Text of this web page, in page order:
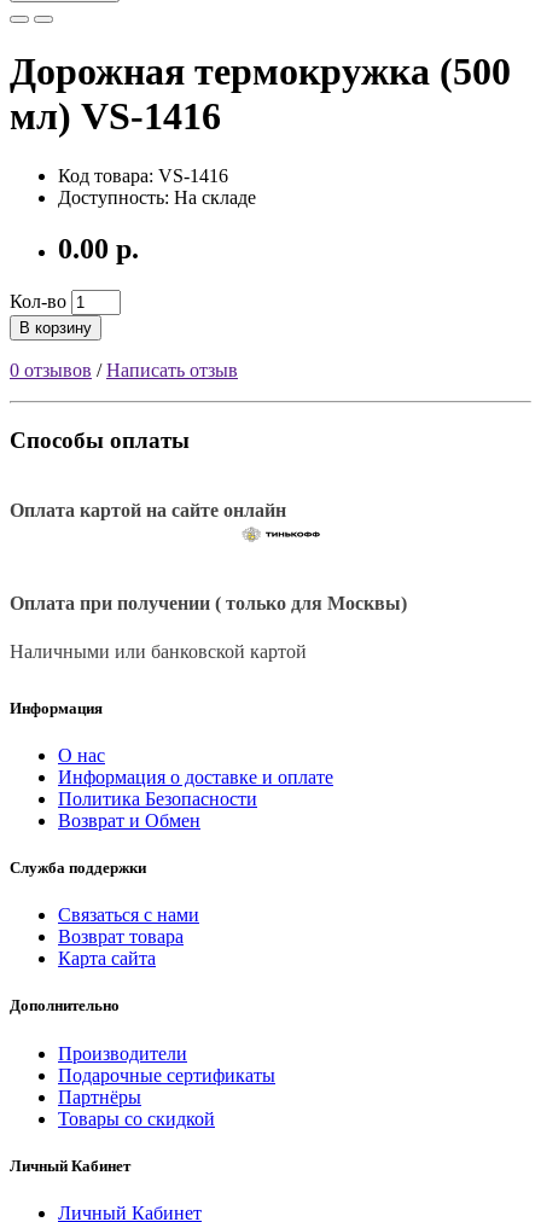
Дорожная термокружка (500
мл) VS-1416
Код товара: VS-1416
Доступность: На складе
0.00 р.
Кол-во
В корзину
0 отзывов /Написать отзыв
Способы оплаты
Оплата картой на сайте онлайн
Оплата при получении ( только для Москвы)
Наличными или банковской картой
Информация
О нас
Информация о доставке и оплате
Политика Безопасности
Возврат и Обмен
Служба поддержки
Связаться с нами
Возврат товара
Карта сайта
Дополнительно
Производители
Подарочные сертификаты
Партнёры
Товары со скидкой
Личный Кабинет
Личный Кабинет